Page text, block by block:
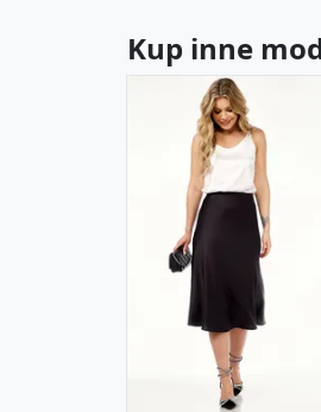
Kup inne